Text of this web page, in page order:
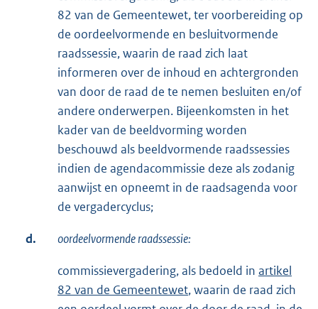
82 van de Gemeentewet, ter voorbereiding op
de oordeelvormende en besluitvormende
raadssessie, waarin de raad zich laat
informeren over de inhoud en achtergronden
van door de raad de te nemen besluiten en/of
andere onderwerpen. Bijeenkomsten in het
kader van de beeldvorming worden
beschouwd als beeldvormende raadssessies
indien de agendacommissie deze als zodanig
aanwijst en opneemt in de raadsagenda voor
de vergadercyclus;
d. oordeelvormende raadssessie:
commissievergadering, als bedoeld in artikel
82 van de Gemeentewet, waarin de raad zich